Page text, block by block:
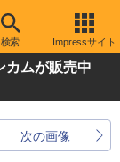
検索 Impressサイト
カムが販売中
次の画像